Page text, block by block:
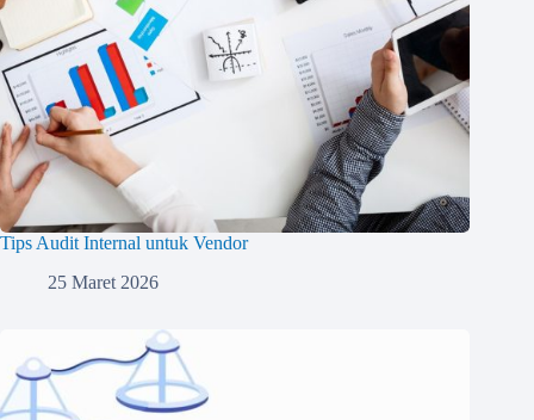
Tips Audit Internal untuk Vendor
25 Maret 2026